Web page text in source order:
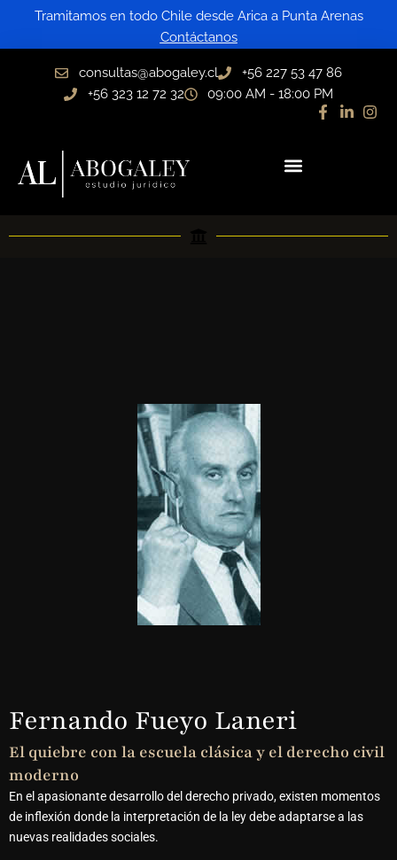
contenido
Tramitamos en todo Chile desde Arica a Punta Arenas
Contáctanos
consultas@abogaley.cl
+56 227 53 47 86
+56 323 12 72 32
09:00 AM - 18:00 PM
Fernando Fueyo Laneri
El quiebre con la escuela clásica y el derecho civil
moderno
En el apasionante desarrollo del derecho privado, existen momentos
de inflexión donde la interpretación de la ley debe adaptarse a las
nuevas realidades sociales.